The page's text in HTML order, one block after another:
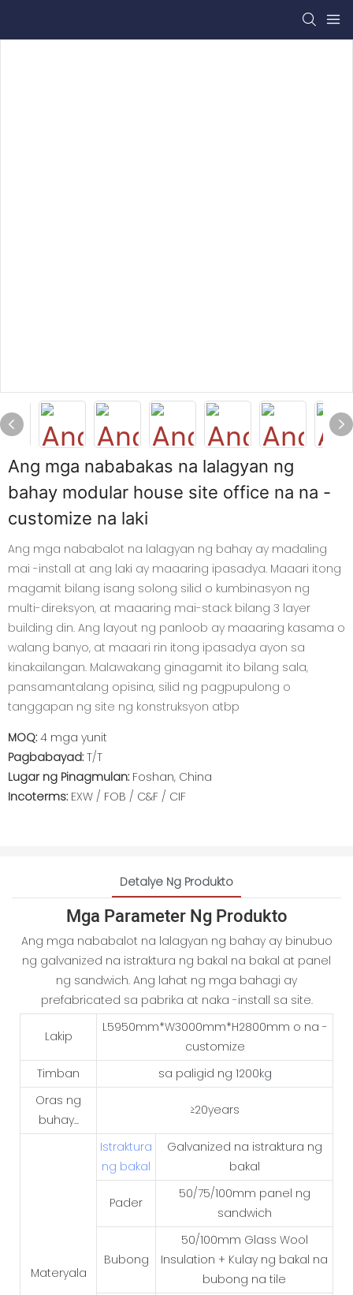
Ang mga nababakas na lalagyan ng
bahay modular house site office na na -
customize na laki
Ang mga nababalot na lalagyan ng bahay ay madaling
mai -install at ang laki ay maaaring ipasadya. Maaari itong
magamit bilang isang solong silid o kumbinasyon ng
multi-direksyon, at maaaring mai-stack bilang 3 layer
building din. Ang layout ng panloob ay maaaring kasama o
walang banyo, at maaari rin itong ipasadya ayon sa
kinakailangan. Malawakang ginagamit ito bilang sala,
pansamantalang opisina, silid ng pagpupulong o
tanggapan ng site ng konstruksyon atbp
MOQ: 4 mga yunit
Pagbabayad: T/T
Lugar ng Pinagmulan: Foshan, China
Incoterms: EXW / FOB / C&F / CIF
Detalye Ng Produkto
Mga Parameter Ng Produkto
Ang mga nababalot na lalagyan ng bahay ay binubuo
ng galvanized na istraktura ng bakal na bakal at panel
ng sandwich. Ang lahat ng mga bahagi ay
prefabricated sa pabrika at naka -install sa site.
Lakip
L5950mm*W3000mm*H2800mm o na -
customize
Timban
sa paligid ng 1200kg
Oras ng
buhay...
≥20years
Materyala
Istraktura
ng bakal
Galvanized na istraktura ng
bakal
Pader
50/75/100mm panel ng
sandwich
Bubong
50/100mm Glass Wool
Insulation + Kulay ng bakal na
bubong na tile